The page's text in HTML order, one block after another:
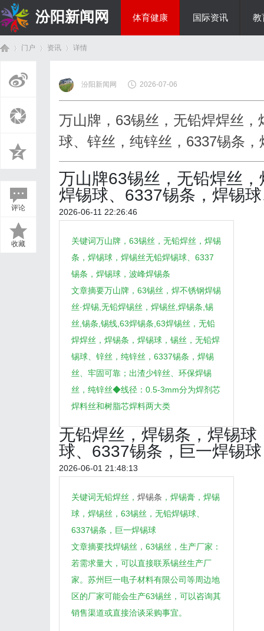
汾阳新闻网 体育健康 国际资讯 教
门户 资讯
›
详情
评论
收藏
汾阳新闻网 2026-07-06
万山牌，63锡丝，无铅焊焊丝
球、锌丝，纯锌丝，6337锡条
万山牌63锡丝，无铅焊丝
焊锡球、6337锡条，焊锡
2026-06-11 22:26:46
关键词万山牌，63锡丝，无铅焊丝，焊锡
条，焊锡球，焊锡丝无铅焊锡球、6337
锡条，焊锡球，波峰焊锡条
文章摘要万山牌，63锡丝，焊不锈钢焊锡
丝·焊锡,无铅焊锡丝，焊锡丝,焊锡条,锡
丝,锡条,锡线,63焊锡条,63焊锡丝，无铅
焊焊丝，焊锡条，焊锡球，锡丝，无铅焊
锡球、锌丝，纯锌丝，6337锡条，焊锡
丝、牢固可靠；出渣少锌丝、环保焊锡
丝，纯锌丝◆线径：0.5-3mm分为焊剂芯
焊料丝和树脂芯焊料两大类
无铅焊丝，焊锡条，焊锡
球、6337锡条，巨一焊锡球
2026-06-01 21:48:13
关键词无铅焊丝， 焊锡条 ，焊锡膏，焊锡
球，焊锡丝，63锡丝，无铅焊锡球、
6337锡条，巨一焊锡球
文章摘要找焊锡丝，63锡丝，生产厂家：
若需求量大，可以直接联系锡丝生产厂
家。苏州巨一电子材料有限公司等周边地
区的厂家可能会生产63锡丝，可以咨询其
销售渠道或直接洽谈采购事宜。